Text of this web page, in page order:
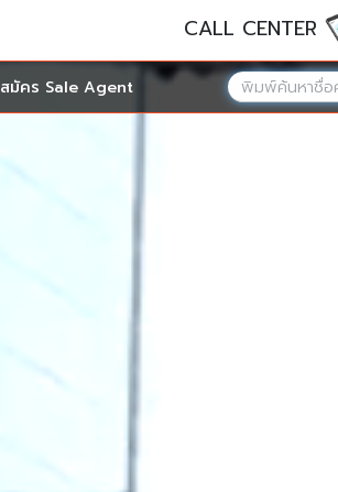
CALL CENTER
สมัคร Sale Agent